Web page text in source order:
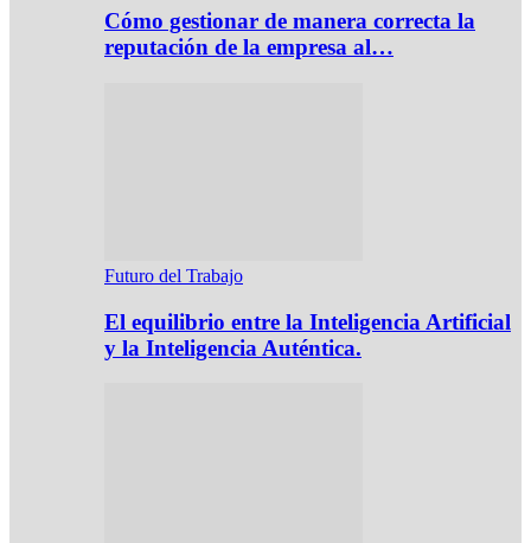
Cómo gestionar de manera correcta la
reputación de la empresa al…
Futuro del Trabajo
El equilibrio entre la Inteligencia Artificial
y la Inteligencia Auténtica.